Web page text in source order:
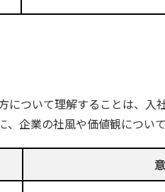
について理解することは、入
、企業の社風や価値観につい